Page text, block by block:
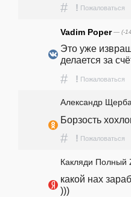
# ! Пожаловаться
Vadim Poper— (-
Это уже
делается за
# ! Пожаловаться
Александр
Борзость
# ! Пожаловаться
Какляди Полный
какой нах
)))